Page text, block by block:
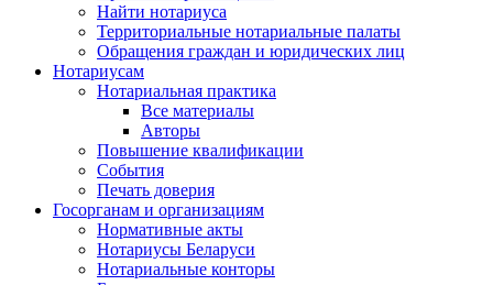
Найти нотариуса
Территориальные нотариальные палаты
Обращения граждан и юридических лиц
Нотариусам
Нотариальная практика
Все материалы
Авторы
Повышение квалификации
События
Печать доверия
Госорганам и организациям
Нормативные акты
Нотариусы Беларуси
Нотариальные конторы